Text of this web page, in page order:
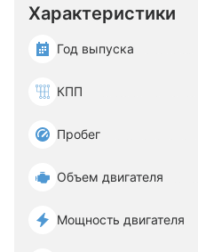
Характеристики
Год выпуска
КПП
Пробег
Объем двигателя
Мощность двигателя